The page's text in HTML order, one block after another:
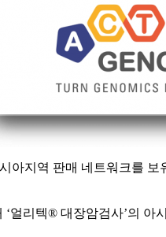
지역 판매 네트워크를
얼리텍® 대장암검사’의